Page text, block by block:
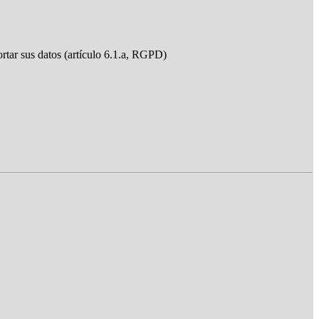
sus datos (artículo 6.1.a, RGPD)